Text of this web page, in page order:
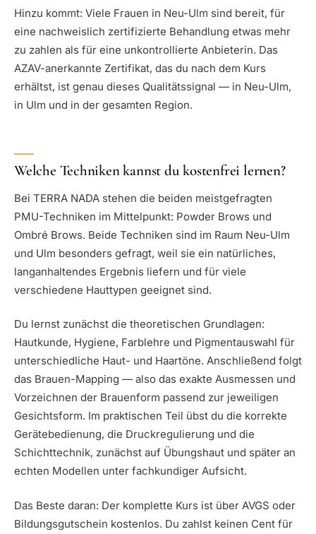
Hinzu kommt: Viele Frauen in Neu-Ulm sind bereit, für
eine nachweislich zertifizierte Behandlung etwas mehr
zu zahlen als für eine unkontrollierte Anbieterin. Das
AZAV-anerkannte Zertifikat, das du nach dem Kurs
erhältst, ist genau dieses Qualitätssignal — in Neu-Ulm,
in Ulm und in der gesamten Region.
Welche Techniken kannst du kostenfrei lernen?
Bei TERRA NADA stehen die beiden meistgefragten
PMU-Techniken im Mittelpunkt: Powder Brows und
Ombré Brows. Beide Techniken sind im Raum Neu-Ulm
und Ulm besonders gefragt, weil sie ein natürliches,
langanhaltendes Ergebnis liefern und für viele
verschiedene Hauttypen geeignet sind.
Du lernst zunächst die theoretischen Grundlagen:
Hautkunde, Hygiene, Farblehre und Pigmentauswahl für
unterschiedliche Haut- und Haartöne. Anschließend folgt
das Brauen-Mapping — also das exakte Ausmessen und
Vorzeichnen der Brauenform passend zur jeweiligen
Gesichtsform. Im praktischen Teil übst du die korrekte
Gerätebedienung, die Druckregulierung und die
Schichttechnik, zunächst auf Übungshaut und später an
echten Modellen unter fachkundiger Aufsicht.
Das Beste daran: Der komplette Kurs ist über AVGS oder
Bildungsgutschein kostenlos. Du zahlst keinen Cent für